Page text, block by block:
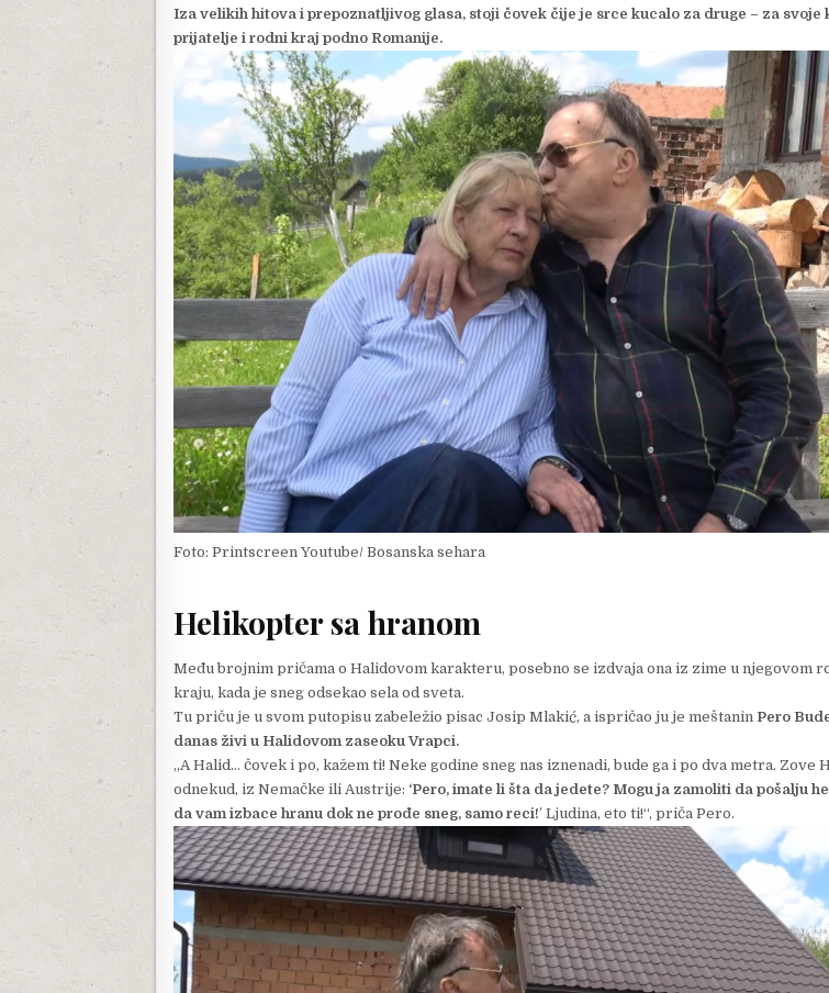
Iza velikih hitova i prepoznatljivog glasa, stoji čovek čije je srce kucalo za druge – za svoje
prijatelje i rodni kraj podno Romanije.
Foto: Printscreen Youtube/ Bosanska sehara
Helikopter sa hranom
Među brojnim pričama o Halidovom karakteru, posebno se izdvaja ona iz zime u njegovom
kraju, kada je sneg odsekao sela od sveta.
Tu priču je u svom putopisu zabeležio pisac Josip Mlakić, a ispričao ju je meštanin Pero
danas živi u Halidovom zaseoku Vrapci.
„A Halid… čovek i po, kažem ti! Neke godine sneg nas iznenadi, bude ga i po dva metra. Zove
odnekud, iz Nemačke ili Austrije: ‘Pero, imate li šta da jedete? Mogu ja zamoliti da pošalju
da vam izbace hranu dok ne prođe sneg, samo reci!’ Ljudina, eto ti!“, priča Pero.